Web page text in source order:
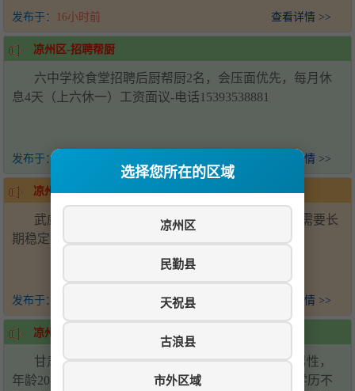
选择您所在的区域
凉州区
民勤县
天祝县
古浪县
市外区域
发布于： 16小时前 查看详情 >>
凉州区-招聘帮厨
六中学校食堂招聘后厨帮厨2名，会压面优先，每月休
息4天（上六休一）工资面议-电话15393538881
发布于： 查看详情 >>
凉州区-招聘
武威万达广场招聘川湘菜炒锅两名，配菜两名，需要长
期稳定，要求技术过硬，联系电话19958567158
发布于： 查看详情 >>
凉州区-甘肃神州管业公司招聘
甘肃神州管业有限公司招聘销售人员5名，要求男性，
年龄20-50岁，身体健康，吃苦耐劳，无不良嗜好，学历不